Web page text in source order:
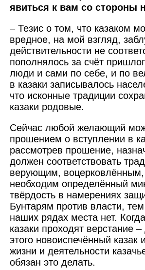
явиться к вам со стороны
– Тезис о том, что казаком
вредное, на мой взгляд,
действительности не
пополнялось за счёт
люди и сами по себе, и по
в казаки записывалось
что исконные традиции
казаки родовые.
Сейчас любой желающий
прошением о вступлении в
рассмотрев прошение,
должен соответствовать
верую­щим,
необходим определённый
твёрдость в намерениях
Бунтарям против власти,
наших рядах места нет.
казаки проходят верстание
этого новоиспечённый
жизни и деятельности
обязан это делать.